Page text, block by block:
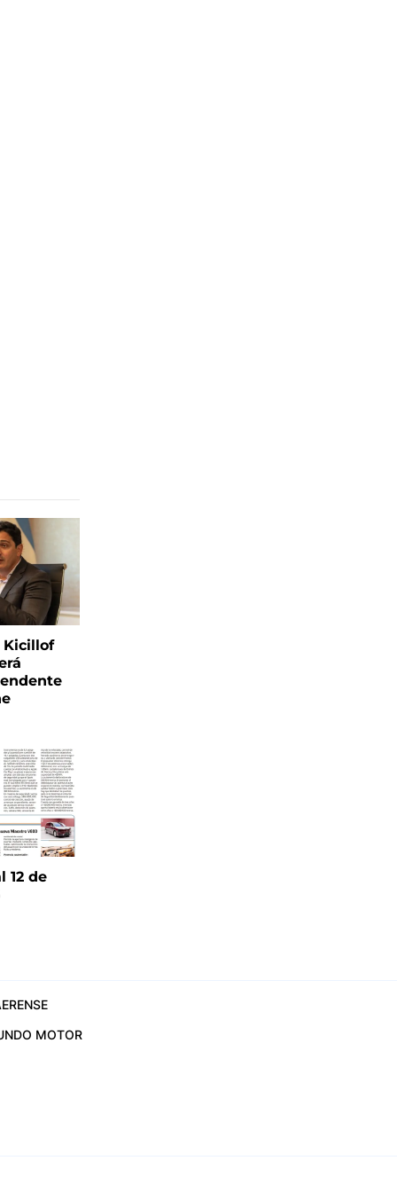
Kicillof
12 de
MOTOR